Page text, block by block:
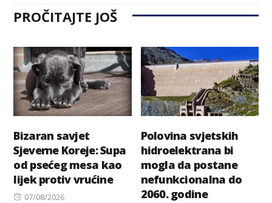
PROČITAJTE JOŠ
Bizaran savjet
Sjeverne Koreje: Supa
od psećeg mesa kao
lijek protiv vrućine
Posted
07/08/2026
Polovina svjetskih
hidroelektrana bi
mogla da postane
nefunkcionalna do
2060. godine